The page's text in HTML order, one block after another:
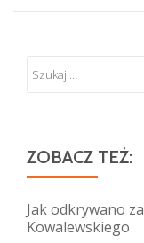
ZOBACZ TEŻ:
Jak odkrywano
Kowalewskiego